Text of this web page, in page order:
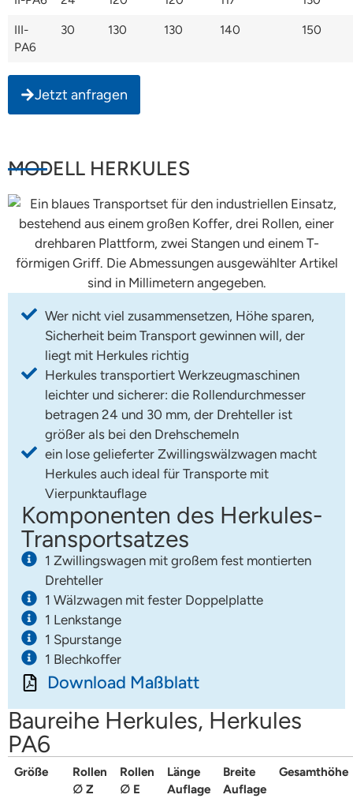
III-
PA6
30 130 130 140 150
Jetzt anfragen
MODELL HERKULES
Wer nicht viel zusammensetzen, Höhe sparen,
Sicherheit beim Transport gewinnen will, der
liegt mit Herkules richtig
Herkules transportiert Werkzeugmaschinen
leichter und sicherer: die Rollendurchmesser
betragen 24 und 30 mm, der Drehteller ist
größer als bei den Drehschemeln
ein lose gelieferter Zwillingswälzwagen macht
Herkules auch ideal für Transporte mit
Vierpunktauflage
Komponenten des Herkules-
Transportsatzes
1 Zwillingswagen mit großem fest montierten
Drehteller
1 Wälzwagen mit fester Doppelplatte
1 Lenkstange
1 Spurstange
1 Blechkoffer
Download Maßblatt
Baureihe Herkules, Herkules
PA6
Größe
Rollen
∅ Z
Rollen
∅ E
Länge
Auflage
Breite
Auflage
Gesamthöhe